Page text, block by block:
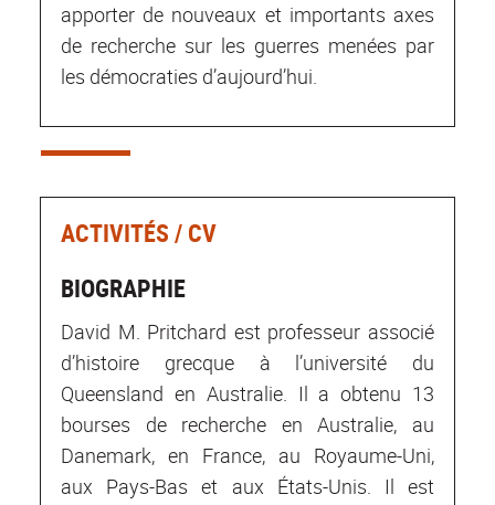
apporter de nouveaux et importants axes
de recherche sur les guerres menées par
les démocraties d’aujourd’hui.
ACTIVITÉS / CV
BIOGRAPHIE
David M. Pritchard est professeur associé
d’histoire grecque à l’université du
Queensland en Australie. Il a obtenu 13
bourses de recherche en Australie, au
Danemark, en France, au Royaume-Uni,
aux Pays-Bas et aux États-Unis. Il est